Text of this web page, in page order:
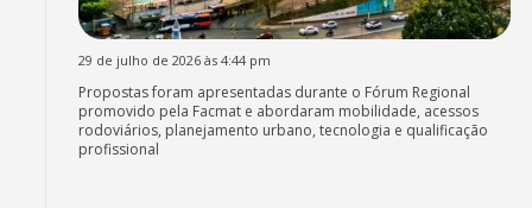
29 de julho de 2026 às 4:44 pm
Propostas foram apresentadas durante o Fórum Regional
promovido pela Facmat e abordaram mobilidade, acessos
rodoviários, planejamento urbano, tecnologia e qualificação
profissional